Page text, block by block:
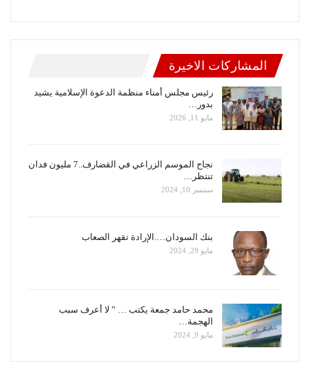
المشاركات الاخيرة
رئيس مجلس أمناء منظمة الدعوة الإسلامية يشيد
بدور…
مايو 11, 2026
نجاح الموسم الزراعي في القضارف..7 مليون فدان
تنتظر…
سبتمبر 10, 2024
بنك السودان….الإرادة تقهر الصعاب
مايو 29, 2024
محمد حامد جمعة يكتب … ” لا أعرف سبب
الهجمة…
مايو 9, 2024